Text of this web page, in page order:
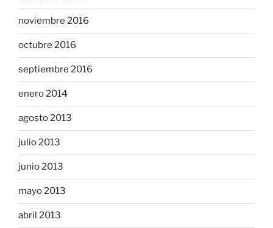
noviembre 2016
octubre 2016
septiembre 2016
enero 2014
agosto 2013
julio 2013
junio 2013
mayo 2013
abril 2013